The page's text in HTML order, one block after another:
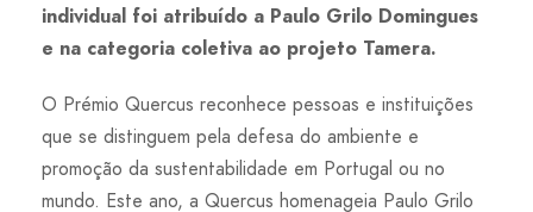
individual foi atribuído a Paulo Grilo Domingues
e na categoria coletiva ao projeto Tamera.
O Prémio Quercus reconhece pessoas e instituições
que se distinguem pela defesa do ambiente e
promoção da sustentabilidade em Portugal ou no
mundo. Este ano, a Quercus homenageia Paulo Grilo